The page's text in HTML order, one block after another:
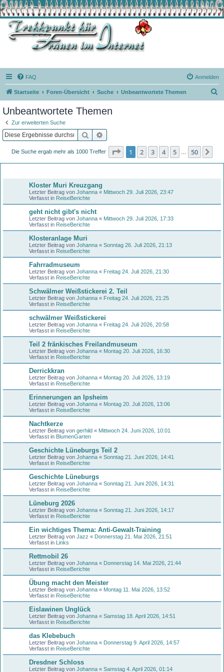
FAQ Anmelden
Startseite Foren-Übersicht Suche Unbeantwortete Themen
Unbeantwortete Themen
Zur erweiterten Suche
Suche
Die Suche ergab mehr als 1000 Treffer Seite 1von 50
1 2 3 4 5 50
Kloster Muri Kreuzgang
Letzter Beitrag von Johanna « Mittwoch 29. Juli 2026, 23:47
Verfasst in ReiseBerichte
geht nicht gibt's nicht
Letzter Beitrag von Johanna « Mittwoch 29. Juli 2026, 17:33
Verfasst in ReiseBerichte
Klosteranlage Muri
Letzter Beitrag von Johanna « Sonntag 26. Juli 2026, 21:13
Verfasst in ReiseBerichte
Fahrradmuseum
Letzter Beitrag von Johanna « Freitag 24. Juli 2026, 21:30
Verfasst in ReiseBerichte
Schwälmer Weißstickerei 2. Teil
Letzter Beitrag von Johanna « Freitag 24. Juli 2026, 21:25
Verfasst in ReiseBerichte
schwälmer Weißstickerei
Letzter Beitrag von Johanna « Freitag 24. Juli 2026, 20:58
Verfasst in ReiseBerichte
Teil 2 fränkisches Freilandmuseum
Letzter Beitrag von Johanna « Montag 20. Juli 2026, 16:30
Verfasst in ReiseBerichte
Derrickkran
Letzter Beitrag von Johanna « Montag 20. Juli 2026, 13:19
Verfasst in ReiseBerichte
Erinnerungen an Ipsheim
Letzter Beitrag von Johanna « Montag 20. Juli 2026, 13:06
Verfasst in ReiseBerichte
Nachtkerze
Letzter Beitrag von gerhild « Mittwoch 24. Juni 2026, 10:01
Verfasst in BlumenGarten
Geschichte Lüneburgs Teil 2
Letzter Beitrag von Johanna « Sonntag 21. Juni 2026, 14:41
Verfasst in ReiseBerichte
Geschichte Lüneburgs
Letzter Beitrag von Johanna « Sonntag 21. Juni 2026, 14:31
Verfasst in ReiseBerichte
Lüneburg 2026
Letzter Beitrag von Johanna « Sonntag 21. Juni 2026, 14:17
Verfasst in ReiseBerichte
Ein wichtiges Thema: Anti-Gewalt-Training
Letzter Beitrag von Jazz « Donnerstag 21. Mai 2026, 21:51
Verfasst in Links
Rettmobil 26
Letzter Beitrag von Johanna « Donnerstag 14. Mai 2026, 21:44
Verfasst in ReiseBerichte
Übung macht den Meister
Letzter Beitrag von Johanna « Montag 11. Mai 2026, 13:52
Verfasst in ReiseBerichte
Eislawinen Unglück
Letzter Beitrag von Johanna « Samstag 18. April 2026, 14:51
Verfasst in ReiseBerichte
das Klebebuch
Letzter Beitrag von Johanna « Donnerstag 9. April 2026, 14:57
Verfasst in ReiseBerichte
Dresdner Schloss
Letzter Beitrag von Johanna « Samstag 4. April 2026, 01:14